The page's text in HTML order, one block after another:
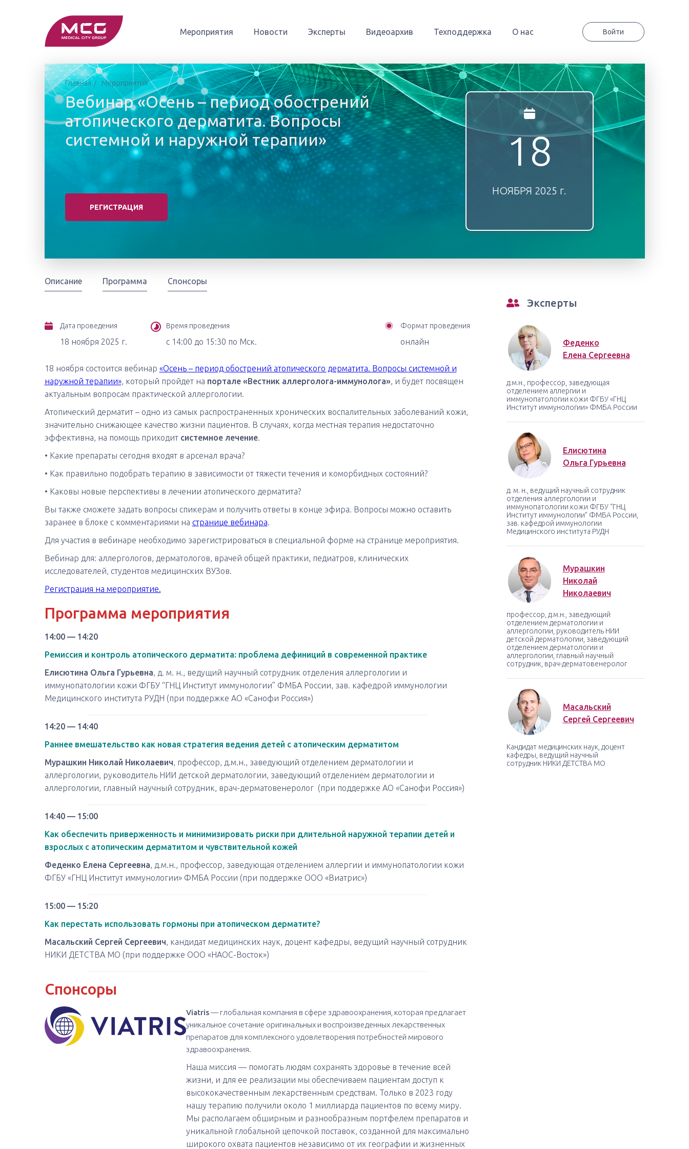
Мероприятия Новости Эксперты Видеоархив Техподдержка О нас Войти
Главная Мероприятия
Вебинар «Осень – период обострений
атопического дерматита. Вопросы
системной и наружной терапии»
РЕГИСТРАЦИЯ
18
НОЯБРЯ 2025 г.
Описание Программа Спонсоры
Дата проведения
18 ноября 2025 г.
Время проведения
с 14:00 до 15:30 по Мск.
Формат проведения
онлайн
18 ноября состоится вебинар «Осень – период обострений атопического дерматита. Вопросы системной и
наружной терапии», который пройдет на портале «Вестник аллерголога-иммунолога», и будет посвящен
актуальным вопросам практической аллергологии.
Атопический дерматит – одно из самых распространенных хронических воспалительных заболеваний кожи,
значительно снижающее качество жизни пациентов. В случаях, когда местная терапия недостаточно
эффективна, на помощь приходит системное лечение.
• Какие препараты сегодня входят в арсенал врача?
• Как правильно подобрать терапию в зависимости от тяжести течения и коморбидных состояний?
• Каковы новые перспективы в лечении атопического дерматита?
Вы также сможете задать вопросы спикерам и получить ответы в конце эфира. Вопросы можно оставить
заранее в блоке с комментариями на странице вебинара.
Для участия в вебинаре необходимо зарегистрироваться в специальной форме на странице мероприятия.
Вебинар для: аллергологов, дерматологов, врачей общей практики, педиатров, клинических
исследователей, студентов медицинских ВУЗов.
Регистрация на мероприятие.
Программа мероприятия
14:00 — 14:20
Ремиссия и контроль атопического дерматита: проблема дефиниций в современной практике
Елисютина Ольга Гурьевна, д. м. н., ведущий научный сотрудник отделения аллергологии и
иммунопатологии кожи ФГБУ “ГНЦ Институт иммунологии” ФМБА России, зав. кафедрой иммунологии
Медицинского института РУДН (при поддержке АО «Санофи Россия»)
14:20 — 14:40
Раннее вмешательство как новая стратегия ведения детей с атопическим дерматитом
Мурашкин Николай Николаевич, профессор, д.м.н., заведующий отделением дерматологии и
аллергологии, руководитель НИИ детской дерматологии, заведующий отделением дерматологии и
аллергологии, главный научный сотрудник, врач-дерматовенеролог (при поддержке АО «Санофи Россия»)
14:40 — 15:00
Как обеспечить приверженность и минимизировать риски при длительной наружной терапии детей и
взрослых с атопическим дерматитом и чувствительной кожей
Феденко Елена Сергеевна, д.м.н., профессор, заведующая отделением аллергии и иммунопатологии кожи
ФГБУ «ГНЦ Институт иммунологии» ФМБА России (при поддержке ООО «Виатрис»)
15:00 — 15:20
Как перестать использовать гормоны при атопическом дерматите?
Масальский Сергей Сергеевич, кандидат медицинских наук, доцент кафедры, ведущий научный сотрудник
НИКИ ДЕТСТВА МО (при поддержке ООО «НАОС-Восток»)
Спонсоры
Viatris— глобальная компания в сфере здравоохранения, которая предлагает
уникальное сочетание оригинальных и воспроизведенных лекарственных
препаратов для комплексного удовлетворения потребностей мирового
здравоохранения.
Наша миссия — помогать людям сохранять здоровье в течение всей
жизни, и для ее реализации мы обеспечиваем пациентам доступ к
высококачественным лекарственным средствам. Только в 2023 году
нашу терапию получили около 1 миллиарда пациентов по всему миру.
Мы располагаем обширным и разнообразным портфелем препаратов и
уникальной глобальной цепочкой поставок, созданной для максимально
широкого охвата пациентов независимо от их географии и жизненных
Эксперты
Феденко
Елена Сергеевна
д.м.н., профессор, заведующая
отделением аллергии и
иммунопатологии кожи ФГБУ «ГНЦ
Институт иммунологии» ФМБА России
Елисютина
Ольга Гурьевна
д. м. н., ведущий научный сотрудник
отделения аллергологии и
иммунопатологии кожи ФГБУ “ГНЦ
Институт иммунологии” ФМБА России,
зав. кафедрой иммунологии
Медицинского института РУДН
Мурашкин
Николай
Николаевич
профессор, д.м.н., заведующий
отделением дерматологии и
аллергологии, руководитель НИИ
детской дерматологии, заведующий
отделением дерматологии и
аллергологии, главный научный
сотрудник, врач-дерматовенеролог
Масальский
Сергей Сергеевич
Кандидат медицинских наук, доцент
кафедры, ведущий научный
сотрудник НИКИ ДЕТСТВА МО